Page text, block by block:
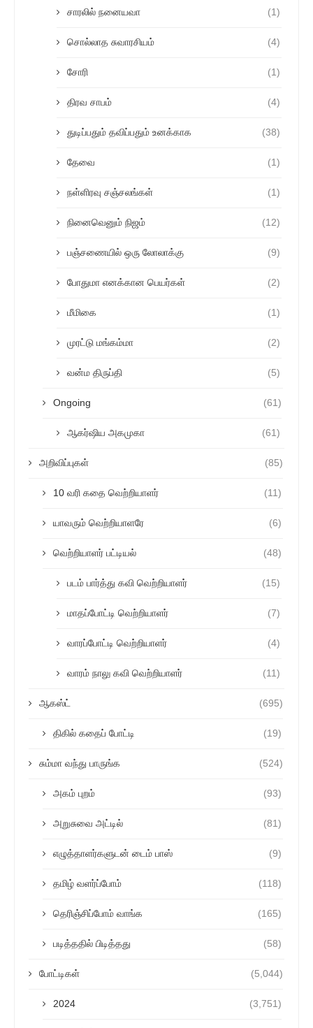
சாரலில் நனையவா (1)
சொல்லாத சுவாரசியம் (4)
சோரி (1)
திரவ சாபம் (4)
துடிப்பதும் தவிப்பதும் உனக்காக (38)
தேவை (1)
நள்ளிரவு சஞ்சலங்கள் (1)
நினைவெனும் நிஜம் (12)
பஞ்சணையில் ஒரு லோலாக்கு (9)
போதுமா எனக்கான பெயர்கள் (2)
மீமிகை (1)
முரட்டு மங்கம்மா (2)
வன்ம திருப்தி (5)
Ongoing (61)
ஆகர்ஷிய அகமுகா (61)
அறிவிப்புகள் (85)
10 வரி கதை வெற்றியாளர் (11)
யாவரும் வெற்றியாளரே (6)
வெற்றியாளர் பட்டியல் (48)
படம் பார்த்து கவி வெற்றியாளர் (15)
மாதப்போட்டி வெற்றியாளர் (7)
வாரப்போட்டி வெற்றியாளர் (4)
வாரம் நாலு கவி வெற்றியாளர் (11)
ஆகஸ்ட் (695)
திகில் கதைப் போட்டி (19)
சும்மா வந்து பாருங்க (524)
அகம் புறம் (93)
அறுசுவை அட்டில் (81)
எழுத்தாளர்களுடன் டைம் பாஸ் (9)
தமிழ் வளர்ப்போம் (118)
தெரிஞ்சிப்போம் வாங்க (165)
படித்ததில் பிடித்தது (58)
போட்டிகள் (5,044)
2024 (3,751)